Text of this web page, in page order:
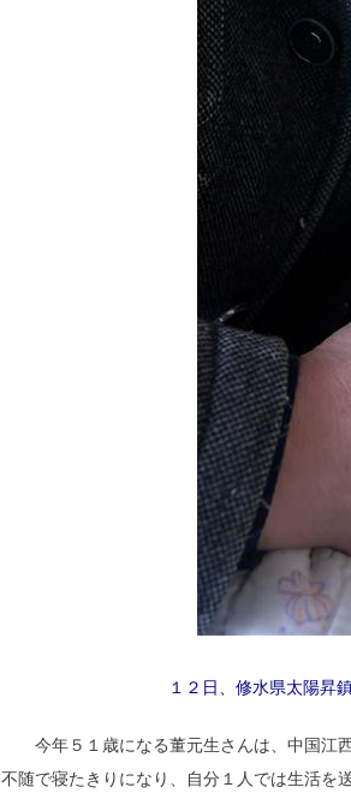
１２日、修水県太陽昇
今年５１歳になる董元生さんは、中国江
不随で寝たきりになり、自分１人では生活を